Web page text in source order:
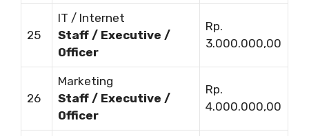
25
IT / Internet
Staff / Executive /
Officer
Rp.
3.000.000,00
26
Marketing
Staff / Executive /
Officer
Rp.
4.000.000,00